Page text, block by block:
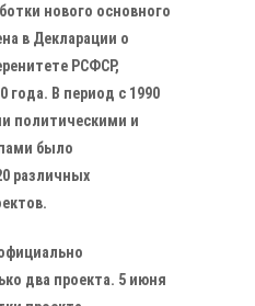
нового основного
в Декларации о
РСФСР,
года. В период с 1990
политическими и
было
различных
два проекта. 5 июня